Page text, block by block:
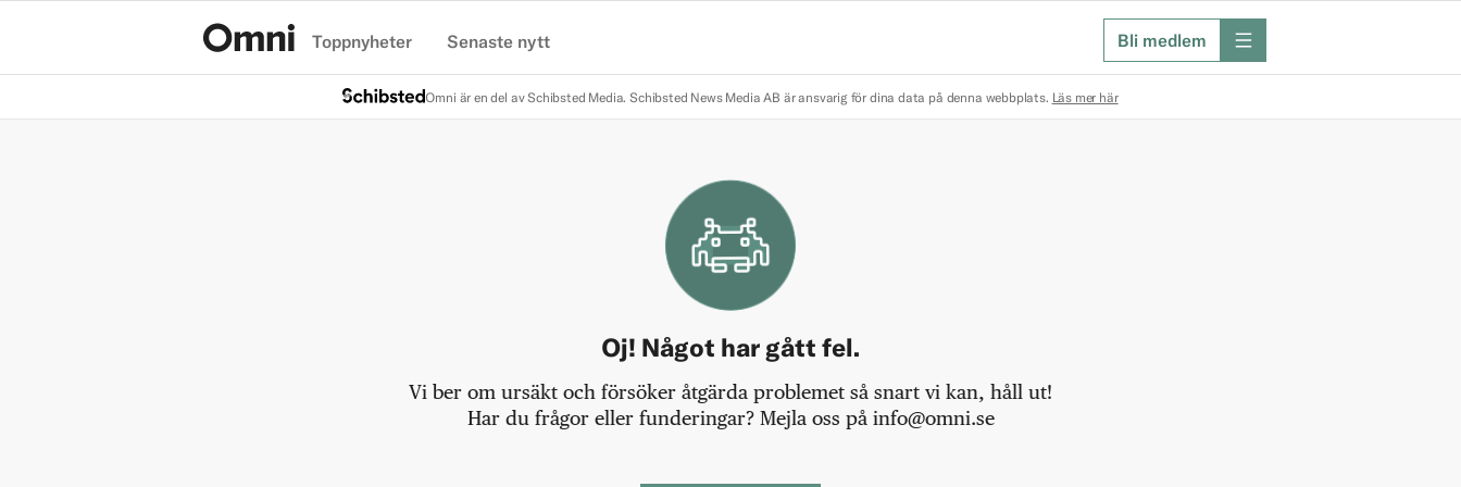
Toppnyheter Senaste nytt Bli medlem meny
Omni är en del av Schibsted Media. Schibsted News Media AB är ansvarig för dina data på denna webbplats. Läs mer här
Oj! Något har gått fel.
Vi ber om ursäkt och försöker åtgärda problemet så snart vi kan, håll ut!
Har du frågor eller funderingar? Mejla oss på info@omni.se